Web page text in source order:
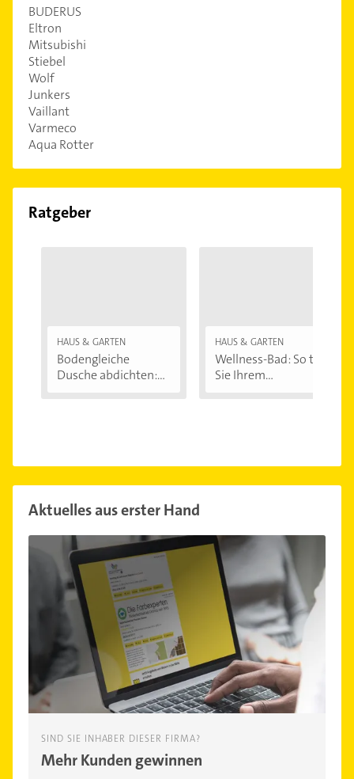
BUDERUS
Eltron
Mitsubishi
Stiebel
Wolf
Junkers
Vaillant
Varmeco
Aqua Rotter
Ratgeber
HAUS & GARTEN
Bodengleiche
Dusche abdichten:...
HAUS & GARTEN
Wellness-Bad: So tun
Sie Ihrem...
Aktuelles aus erster Hand
SIND SIE INHABER DIESER FIRMA?
Mehr Kunden gewinnen